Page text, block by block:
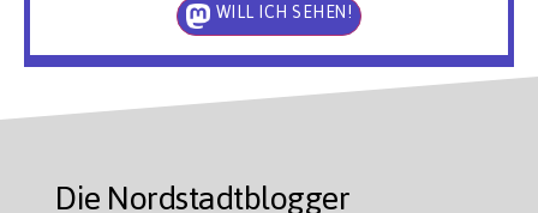
WILL ICH SEHEN!
Die Nordstadtblogger